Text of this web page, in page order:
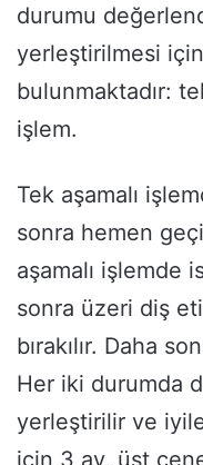
durumu
yerleştirilmesi
bulunmaktadır:
işlem.
Tek aşamalı
sonra hemen
aşamalı işlemde
sonra üzeri diş
bırakılır. Daha
Her iki durumda
yerleştirilir ve
için 3 ay, üst